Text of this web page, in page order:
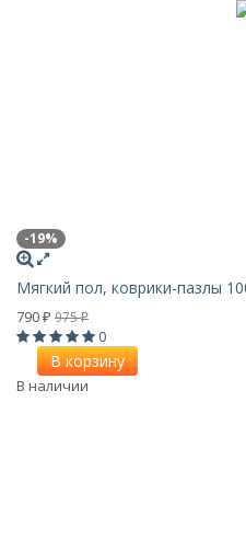
-19%
Мягкий пол, коврики-пазлы
790 ₽ 975₽
0
В корзину
В наличии